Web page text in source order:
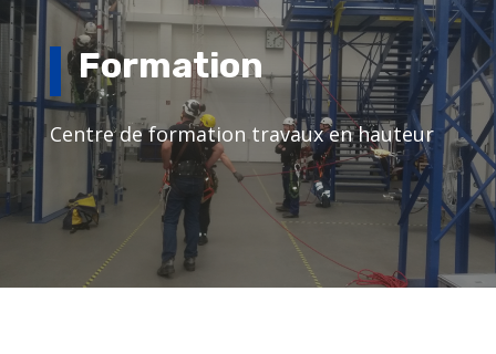
Formation
Centre de formation travaux en hauteur